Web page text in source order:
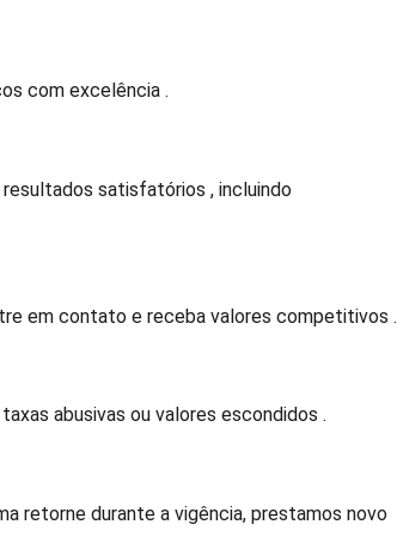
com excelência .
satisfatórios , incluindo
em contato e receba valores competitivos .
abusivas ou valores escondidos .
retorne durante a vigência, prestamos novo